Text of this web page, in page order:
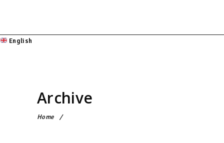
English
Archive
Home /